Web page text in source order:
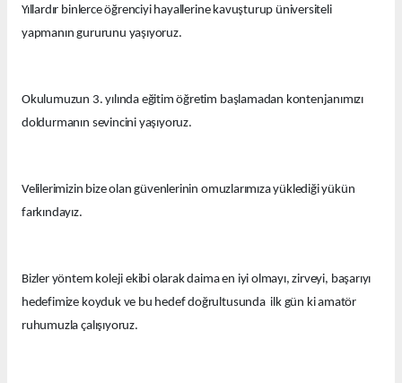
Yıllardır binlerce öğrenciyi hayallerine kavuşturup üniversiteli
yapmanın gururunu yaşıyoruz.
Okulumuzun 3. yılında eğitim öğretim başlamadan kontenjanımızı
doldurmanın sevincini yaşıyoruz.
Velilerimizin bize olan güvenlerinin omuzlarımıza yüklediği yükün
farkındayız.
Bizler yöntem koleji ekibi olarak daima en iyi olmayı, zirveyi, başarıyı
hedefimize koyduk ve bu hedef doğrultusunda ilk gün ki amatör
ruhumuzla çalışıyoruz.